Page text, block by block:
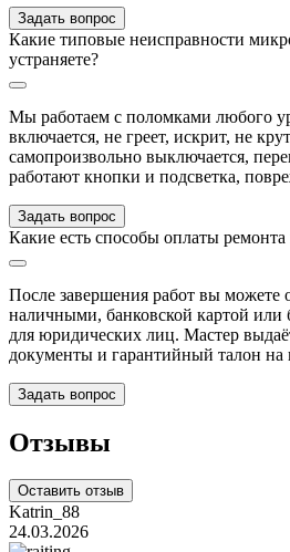
Задать вопрос
Какие типовые неисправности
устраняете?
Мы работаем с поломками любого
включается, не греет, искрит, не
самопроизвольно выключается,
работают кнопки и подсветка,
Задать вопрос
Какие есть способы оплаты
После завершения работ вы можете
наличными, банковской картой или
для юридических лиц. Мастер
документы и гарантийный талон
Задать вопрос
Отзывы
Оставить отзыв
Katrin_88
24.03.2026